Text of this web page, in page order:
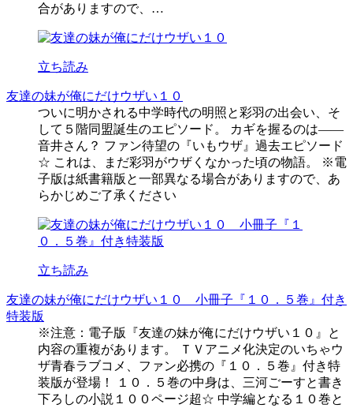
合がありますので、…
立ち読み
友達の妹が俺にだけウザい１０
ついに明かされる中学時代の明照と彩羽の出会い、そ
して５階同盟誕生のエピソード。 カギを握るのは――
音井さん？ ファン待望の『いもウザ』過去エピソード
☆ これは、まだ彩羽がウザくなかった頃の物語。 ※電
子版は紙書籍版と一部異なる場合がありますので、あ
らかじめご了承ください
立ち読み
友達の妹が俺にだけウザい１０ 小冊子『１０．５巻』付き
特装版
※注意：電子版『友達の妹が俺にだけウザい１０』と
内容の重複があります。 ＴＶアニメ化決定のいちゃウ
ザ青春ラブコメ、ファン必携の『１０．５巻』付き特
装版が登場！ １０．５巻の中身は、三河ごーすと書き
下ろしの小説１００ページ超☆ 中学編となる１０巻と